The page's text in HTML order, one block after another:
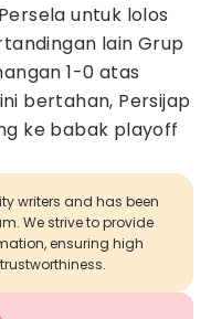
untuk lolos
lain Grup
1-0 atas
bertahan, Persijap
ke babak playoff
writers and has been
We strive to provide
ensuring high